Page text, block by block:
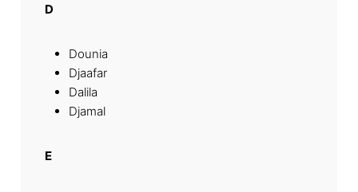
D
Dounia
Djaafar
Dalila
Djamal
E